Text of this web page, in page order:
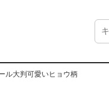
ル大判可愛いヒョウ柄